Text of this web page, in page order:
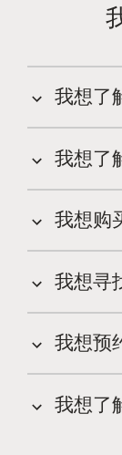
我想了
我想了
我想购
我想寻
我想预
我想了